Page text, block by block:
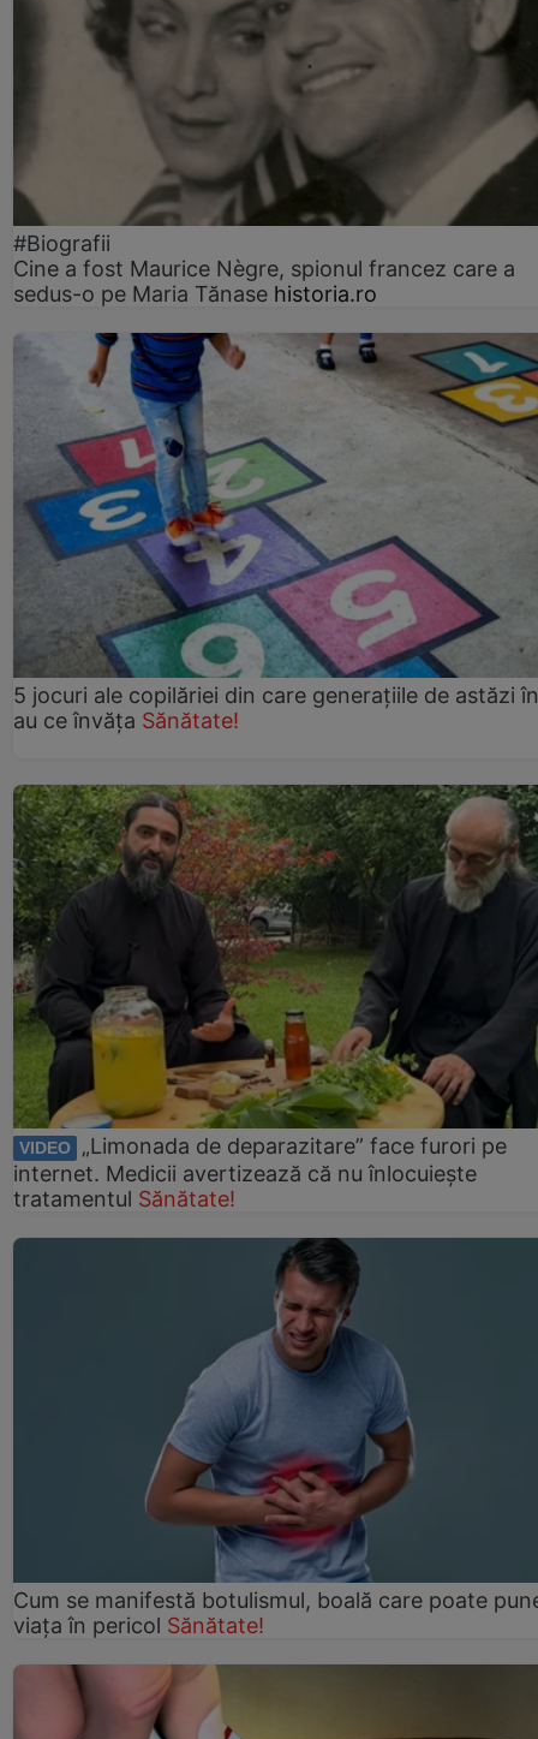
#Biografii
Cine a fost Maurice Nègre, spionul francez care a
sedus-o pe Maria Tănase historia.ro
5 jocuri ale copilăriei din care generațiile de astăzi
au ce învăța Sănătate!
VIDEO
„Limonada de deparazitare” face furori pe
internet. Medicii avertizează că nu înlocuiește
tratamentul Sănătate!
Cum se manifestă botulismul, boală care poate
viaţa în pericol Sănătate!